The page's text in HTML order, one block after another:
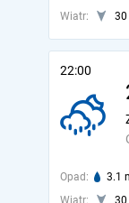
Wiatr:
22:00
Opad: 3.1
Wiatr: